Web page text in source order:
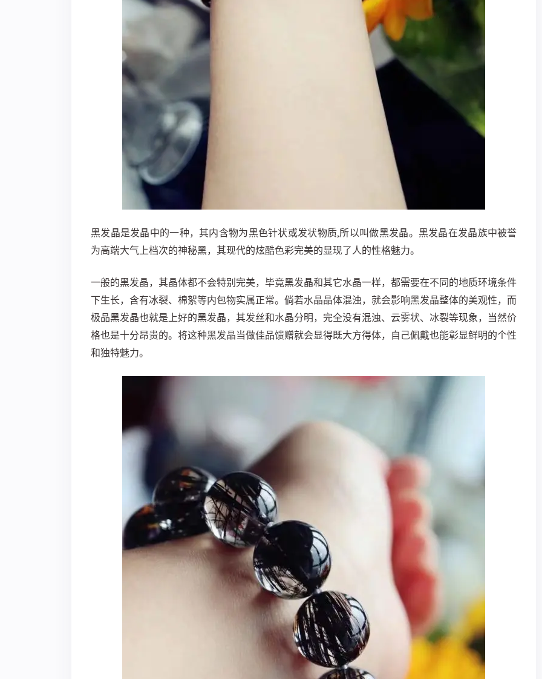
黑发晶是发晶中的一种，其内含物为黑色针状或发状物质,所以叫做黑发晶。黑发晶在发晶族中被誉
为高端大气上档次的神秘黑，其现代的炫酷色彩完美的显现了人的性格魅力。
一般的黑发晶，其晶体都不会特别完美，毕竟黑发晶和其它水晶一样，都需要在不同的地质环境条件
下生长，含有冰裂、棉絮等内包物实属正常。倘若水晶晶体混浊，就会影响黑发晶整体的美观性，而
极品黑发晶也就是上好的黑发晶，其发丝和水晶分明，完全没有混浊、云雾状、冰裂等现象，当然价
格也是十分昂贵的。将这种黑发晶当做佳品馈赠就会显得既大方得体，自己佩戴也能彰显鲜明的个性
和独特魅力。